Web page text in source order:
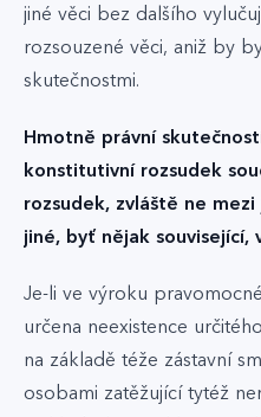
jiné věci bez dalšího
rozsouzené věci, aniž by
skutečnostmi.
Hmotně právní
konstitutivní rozsudek
rozsudek, zvláště ne
jiné, byť nějak související,
Je-li ve výroku
určena neexistence
na základě téže zástavní
osobami zatěžující tytéž